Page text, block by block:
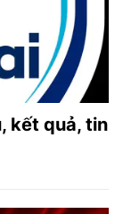
kết quả, tin